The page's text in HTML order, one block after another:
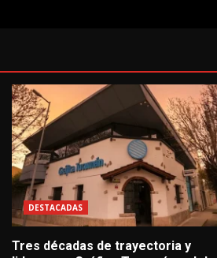
DESTACADAS
Tres décadas de trayectoria y